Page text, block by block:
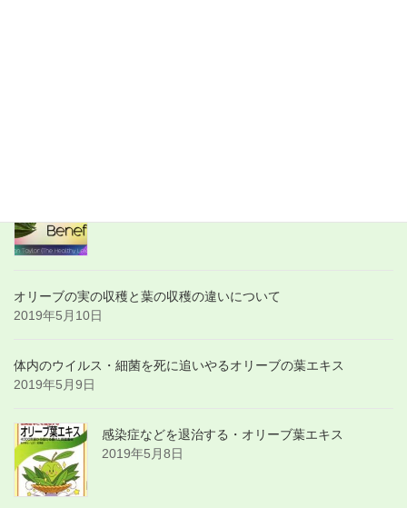
オリーブの実の収穫と葉の収穫の違いについて
2019年5月10日
体内のウイルス・細菌を死に追いやるオリーブの葉エキス
2019年5月9日
感染症などを退治する・オリーブ葉エキス
2019年5月8日